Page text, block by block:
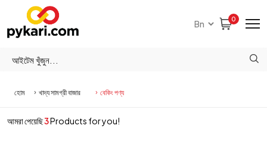
0
হোম খাদ্য সামগ্রী বাজার বেকিং পণ্য
আমরা পেয়েছি3Products for you!